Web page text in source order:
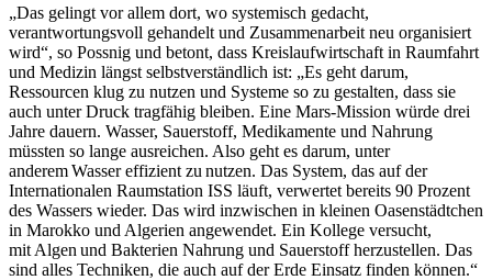
„Das gelingt vor allem dort, wo systemisch gedacht,
verantwortungsvoll gehandelt und Zusammenarbeit neu organisiert
wird“, so Possnig und betont, dass Kreislaufwirtschaft in Raumfahrt
und Medizin längst selbstverständlich ist: „Es geht darum,
Ressourcen klug zu nutzen und Systeme so zu gestalten, dass sie
auch unter Druck tragfähig bleiben. Eine Mars-Mission würde drei
Jahre dauern. Wasser, Sauerstoff, Medikamente und Nahrung
müssten so lange ausreichen. Also geht es darum, unter
anderem Wasser effizient zu nutzen. Das System, das auf der
Internationalen Raumstation ISS läuft, verwertet bereits 90 Prozent
des Wassers wieder. Das wird inzwischen in kleinen Oasenstädtchen
in Marokko und Algerien angewendet. Ein Kollege versucht,
mit Algen und Bakterien Nahrung und Sauerstoff herzustellen. Das
sind alles Techniken, die auch auf der Erde Einsatz finden können.“